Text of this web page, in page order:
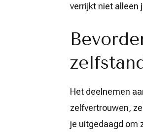
verrijkt niet alleen
Het deelnemen
zelfvertrouwen,
je uitgedaagd om